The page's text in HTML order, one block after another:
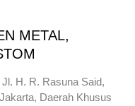
METAL,
H. R. Rasuna Said,
Daerah Khusus